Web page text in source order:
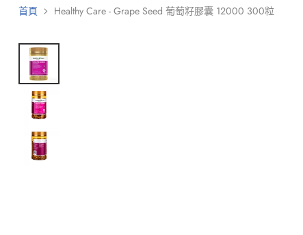
首頁 Healthy Care - Grape Seed 葡萄籽膠囊 12000 300粒